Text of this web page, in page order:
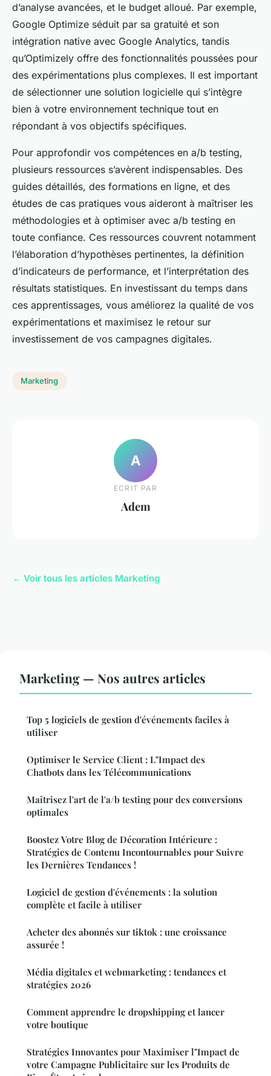
d’analyse avancées, et le budget alloué. Par exemple,
Google Optimize séduit par sa gratuité et son
intégration native avec Google Analytics, tandis
qu’Optimizely offre des fonctionnalités poussées pour
des expérimentations plus complexes. Il est important
de sélectionner une solution logicielle qui s’intègre
bien à votre environnement technique tout en
répondant à vos objectifs spécifiques.
Pour approfondir vos compétences en a/b testing,
plusieurs ressources s’avèrent indispensables. Des
guides détaillés, des formations en ligne, et des
études de cas pratiques vous aideront à maîtriser les
méthodologies et à optimiser avec a/b testing en
toute confiance. Ces ressources couvrent notamment
l’élaboration d’hypothèses pertinentes, la définition
d’indicateurs de performance, et l’interprétation des
résultats statistiques. En investissant du temps dans
ces apprentissages, vous améliorez la qualité de vos
expérimentations et maximisez le retour sur
investissement de vos campagnes digitales.
Marketing
A
ECRIT PAR
Adem
← Voir tous les articles Marketing
Marketing — Nos autres articles
Top 5 logiciels de gestion d'événements faciles à
utiliser
Optimiser le Service Client : L"Impact des
Chatbots dans les Télécommunications
Maîtrisez l'art de l'a/b testing pour des conversions
optimales
Boostez Votre Blog de Décoration Intérieure :
Stratégies de Contenu Incontournables pour Suivre
les Dernières Tendances !
Logiciel de gestion d'événements : la solution
complète et facile à utiliser
Acheter des abonnés sur tiktok : une croissance
assurée !
Média digitales et webmarketing : tendances et
stratégies 2026
Comment apprendre le dropshipping et lancer
votre boutique
Stratégies Innovantes pour Maximiser l"Impact de
votre Campagne Publicitaire sur les Produits de